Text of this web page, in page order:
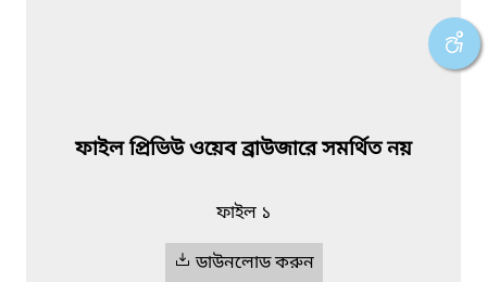
ফাইল প্রিভিউ ওয়েব ব্রাউজারে সমর্থিত নয়
ফাইল ১
ডাউনলোড করুন